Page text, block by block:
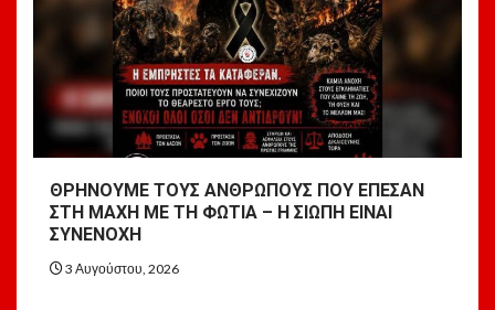
ΘΡΗΝΟΥΜΕ ΤΟΥΣ ΑΝΘΡΩΠΟΥΣ ΠΟΥ ΕΠΕΣΑΝ
ΣΤΗ ΜΑΧΗ ΜΕ ΤΗ ΦΩΤΙΑ – Η ΣΙΩΠΗ ΕΙΝΑΙ
ΣΥΝΕΝΟΧΗ
3 Αυγούστου, 2026